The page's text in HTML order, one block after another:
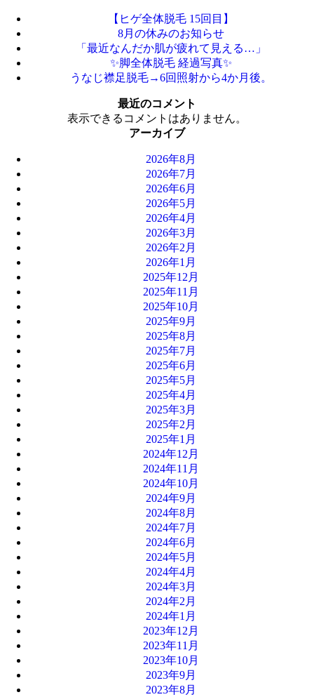
【ヒゲ全体脱毛 15回目】
8月の休みのお知らせ
「最近なんだか肌が疲れて見える…」
✨脚全体脱毛 経過写真✨
うなじ襟足脱毛→6回照射から4か月後。
最近のコメント
表示できるコメントはありません。
アーカイブ
2026年8月
2026年7月
2026年6月
2026年5月
2026年4月
2026年3月
2026年2月
2026年1月
2025年12月
2025年11月
2025年10月
2025年9月
2025年8月
2025年7月
2025年6月
2025年5月
2025年4月
2025年3月
2025年2月
2025年1月
2024年12月
2024年11月
2024年10月
2024年9月
2024年8月
2024年7月
2024年6月
2024年5月
2024年4月
2024年3月
2024年2月
2024年1月
2023年12月
2023年11月
2023年10月
2023年9月
2023年8月